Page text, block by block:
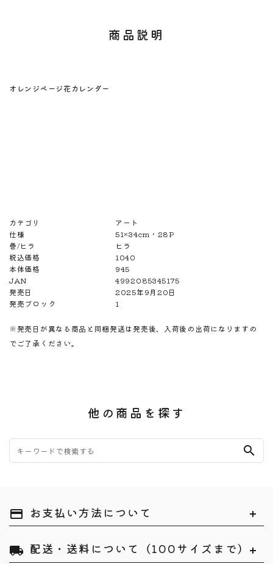
商品説明
オレンジページ花カレンダー
カテゴリ
アート
仕様
51×34cm・28P
巻/ヒラ
ヒラ
税込価格
1040
本体価格
945
JAN
4992085345175
発売日
2025年9月20日
発売ブロック
1
※発売日が異なる商品と同梱発送は発売後、入荷後の出荷になりますの
でご了承ください。
他の商品を探す
search
payment お支払い方法について
local_shipping 配送・送料について（100サイズまで）